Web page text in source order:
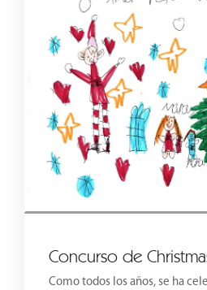
Concurso de
Como todos los años, se ha